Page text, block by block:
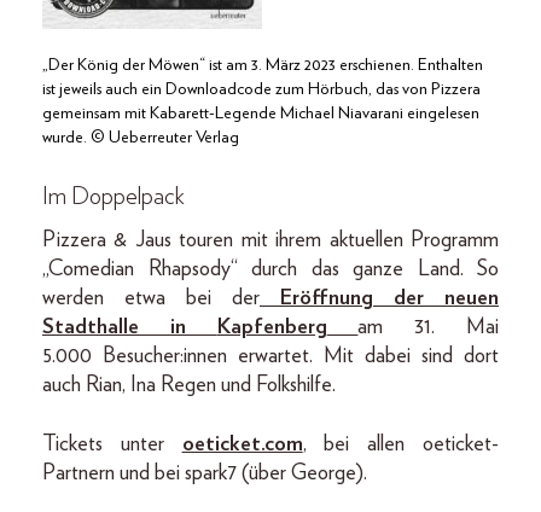
„Der König der Möwen“ ist am 3. März 2023 erschienen. Enthalten
ist jeweils auch ein Downloadcode zum Hörbuch, das von Pizzera
gemeinsam mit Kabarett-Legende Michael Niavarani eingelesen
wurde. © Ueberreuter Verlag
Im Doppelpack
Pizzera & Jaus touren mit ihrem aktuellen Programm
„Comedian Rhapsody“ durch das ganze Land. So
werden etwa bei der Eröffnung der neuen
Stadthalle in Kapfenberg
am 31. Mai
5.000 Besucher:innen erwartet. Mit dabei sind dort
auch Rian, Ina Regen und Folkshilfe.
Tickets unter oeticket.com, bei allen oeticket-
Partnern und bei spark7 (über George).